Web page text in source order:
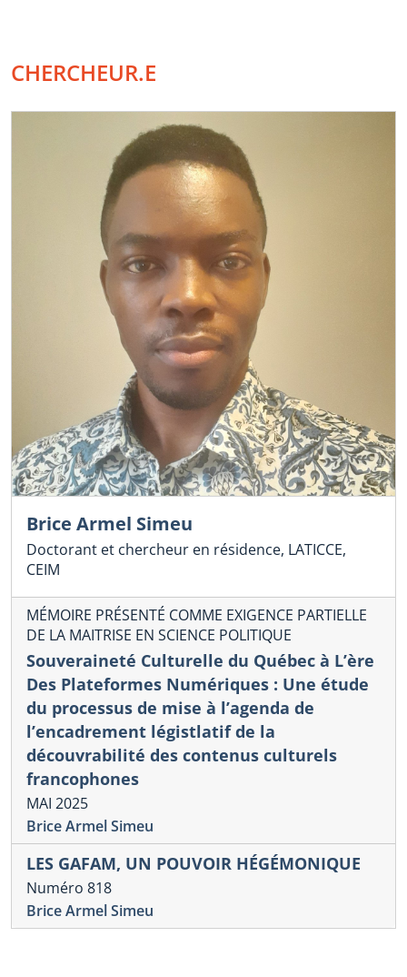
CHERCHEUR.E
Brice Armel Simeu
Doctorant et chercheur en résidence, LATICCE,
CEIM
MÉMOIRE PRÉSENTÉ COMME EXIGENCE PARTIELLE
DE LA MAITRISE EN SCIENCE POLITIQUE
Souveraineté Culturelle du Québec à L’ère
Des Plateformes Numériques : Une étude
du processus de mise à l’agenda de
l’encadrement légistlatif de la
découvrabilité des contenus culturels
francophones
MAI 2025
Brice Armel Simeu
LES GAFAM, UN POUVOIR HÉGÉMONIQUE
Numéro 818
Brice Armel Simeu